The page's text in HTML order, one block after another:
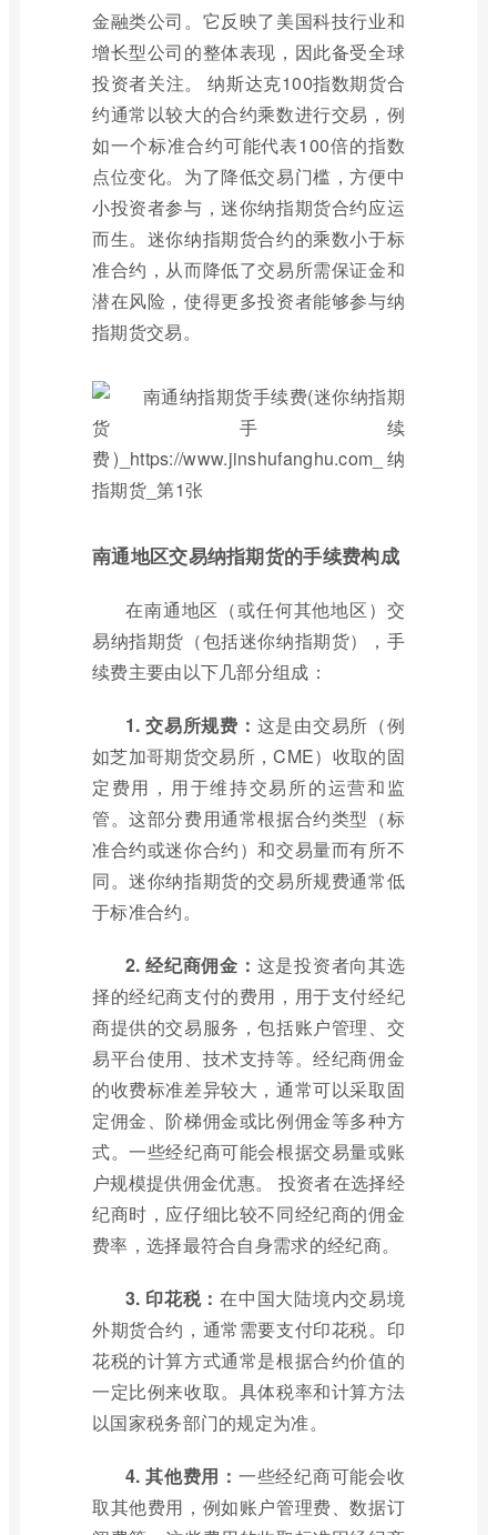
金融类公司。它反映了美国科技行业和
增长型公司的整体表现，因此备受全球
投资者关注。 纳斯达克100指数期货合
约通常以较大的合约乘数进行交易，例
如一个标准合约可能代表100倍的指数
点位变化。为了降低交易门槛，方便中
小投资者参与，迷你纳指期货合约应运
而生。迷你纳指期货合约的乘数小于标
准合约，从而降低了交易所需保证金和
潜在风险，使得更多投资者能够参与纳
指期货交易。
南通地区交易纳指期货的手续费构成
在南通地区（或任何其他地区）交
易纳指期货（包括迷你纳指期货），手
续费主要由以下几部分组成：
1. 交易所规费： 这是由交易所（例
如芝加哥期货交易所，CME）收取的固
定费用，用于维持交易所的运营和监
管。这部分费用通常根据合约类型（标
准合约或迷你合约）和交易量而有所不
同。迷你纳指期货的交易所规费通常低
于标准合约。
2. 经纪商佣金： 这是投资者向其选
择的经纪商支付的费用，用于支付经纪
商提供的交易服务，包括账户管理、交
易平台使用、技术支持等。经纪商佣金
的收费标准差异较大，通常可以采取固
定佣金、阶梯佣金或比例佣金等多种方
式。一些经纪商可能会根据交易量或账
户规模提供佣金优惠。 投资者在选择经
纪商时，应仔细比较不同经纪商的佣金
费率，选择最符合自身需求的经纪商。
3. 印花税：在中国大陆境内交易境
外期货合约，通常需要支付印花税。印
花税的计算方式通常是根据合约价值的
一定比例来收取。具体税率和计算方法
以国家税务部门的规定为准。
4. 其他费用： 一些经纪商可能会收
取其他费用，例如账户管理费、数据订